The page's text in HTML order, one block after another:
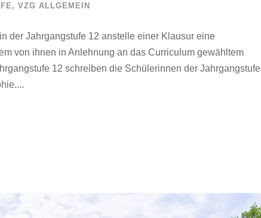
, VZG ALLGEMEIN
der Jahrgangstufe 12 anstelle einer Klausur eine
von ihnen in Anlehnung an das Curriculum gewähltem
12 schreiben die Schülerinnen der Jahrgangstufe